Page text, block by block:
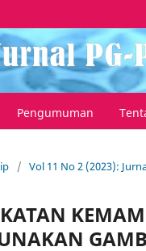
Pengumuman
/ Vol 11 No 2 (2023):